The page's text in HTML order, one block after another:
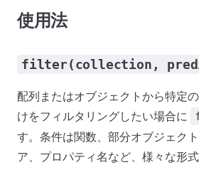
使用法
filter(collection,
配列またはオブジェクトから特定
けをフィルタリングしたい場合に
す。条件は関数、部分オブジェク
ア、プロパティ名など、様々な形式